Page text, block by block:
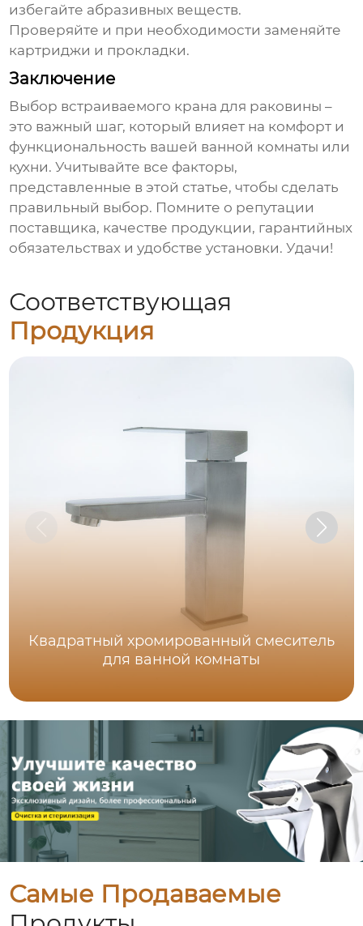
избегайте абразивных веществ.
Проверяйте и при необходимости заменяйте
картриджи и прокладки.
Заключение
Выбор встраиваемого крана для раковины –
это важный шаг, который влияет на комфорт и
функциональность вашей ванной комнаты или
кухни. Учитывайте все факторы,
представленные в этой статье, чтобы сделать
правильный выбор. Помните о репутации
поставщика, качестве продукции, гарантийных
обязательствах и удобстве установки. Удачи!
Соответствующая
Продукция
Квадратный хромированный смеситель
для ванной комнаты
Самые Продаваемые